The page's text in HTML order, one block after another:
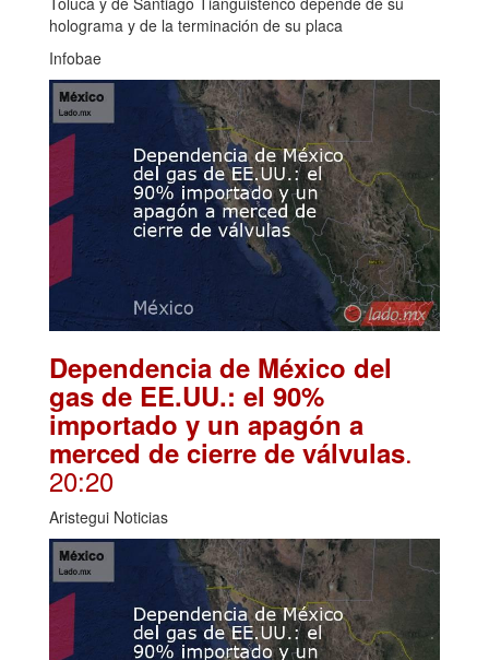
holograma y de la terminación de su placa
Infobae
Dependencia de México del
gas de EE.UU.: el 90%
importado y un apagón a
merced de cierre de válvulas.
20:20
Aristegui Noticias